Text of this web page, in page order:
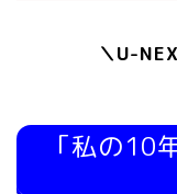
＼U-
｢私の10